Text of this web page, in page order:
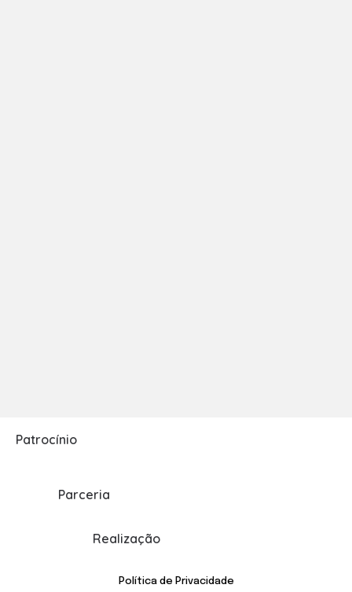
Patrocínio
Parceria
Realização
Política de Privacidade